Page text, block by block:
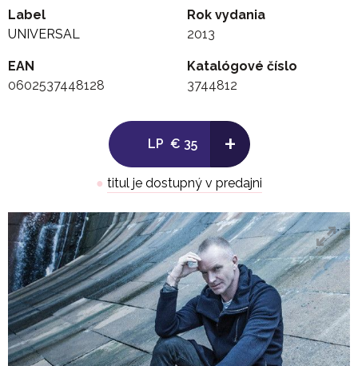
5. Language Of Birds
6. Practical Arrangement
8. Ballad Of The Great Eastern
9. What Have We Got? (feat. Jimmy Nail)
10. I Love Her But She Loves Someone Else
11. So To Speak (feat. Becky Unthank)
12. The Last Ship (reprise)
Label
UNIVERSAL
Rok vydania
2013
EAN
0602537448128
Katalógové číslo
3744812
LP € 35 +
● titul je dostupný v predajni